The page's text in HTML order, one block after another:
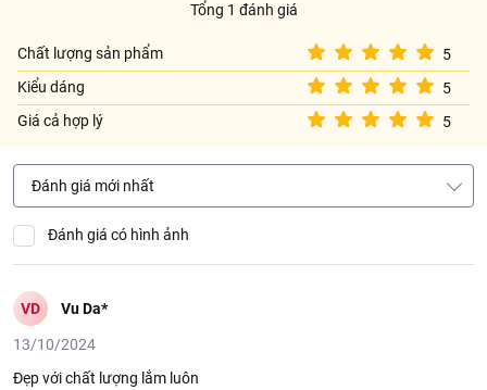
đơn hàng của Quý khách, vui lòng xem chính sách tại:
https://www.lottemart.vn/vi-nsg/faq/39
Chính sách bảo hành sản phẩm tại:
https://www.lottemart.vn/vi-nsg/faq/85
Tổng 1 đánh giá
Chất lượng sản phẩm
5
Kiểu dáng
5
Giá cả hợp lý
5
Đánh giá mới nhất
Đánh giá có hình ảnh
VD Vu Da*
13/10/2024
Đẹp với chất lượng lắm luôn